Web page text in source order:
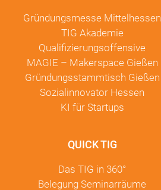
Gründungsmesse Mittelhessen
TIG Akademie
Qualifizierungsoffensive
MAGIE – Makerspace Gießen
Gründungsstammtisch Gießen
Sozialinnovator Hessen
KI für Startups
QUICK TIG
Das TIG in 360°
Belegung Seminarräume